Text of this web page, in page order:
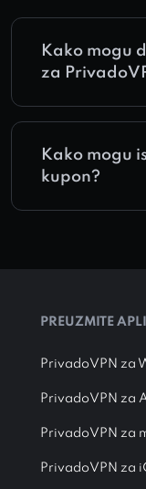
Kako mogu
za
Kako mogu
kupon?
PREUZMITE
PrivadoVPN za
PrivadoVPN za
PrivadoVPN za
PrivadoVPN za